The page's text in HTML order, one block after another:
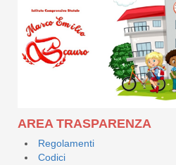
AREA TRASPARENZA
Regolamenti
Codici